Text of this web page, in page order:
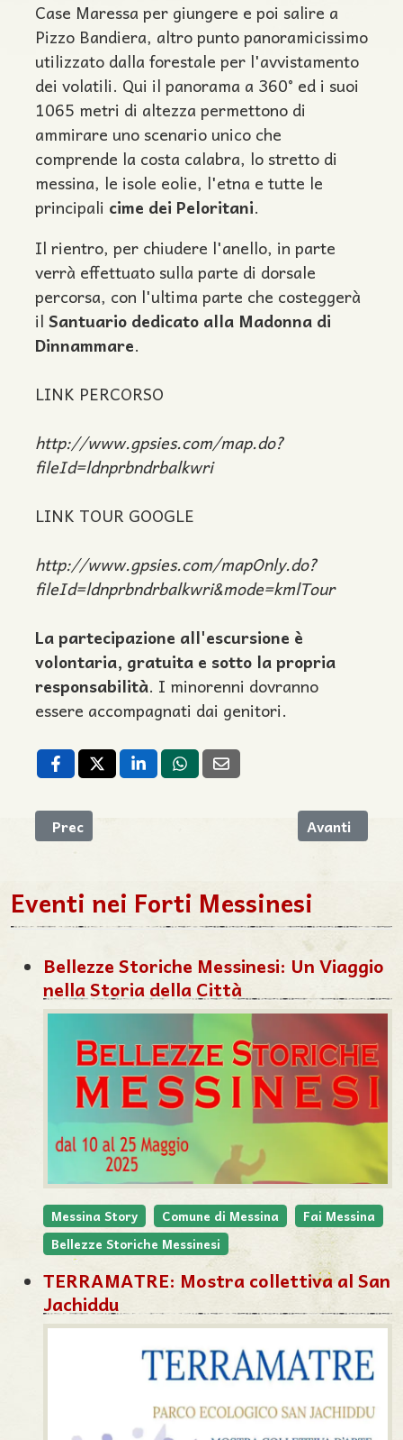
Case Maressa per giungere e poi salire a
Pizzo Bandiera, altro punto panoramicissimo
utilizzato dalla forestale per l'avvistamento
dei volatili. Qui il panorama a 360° ed i suoi
1065 metri di altezza permettono di
ammirare uno scenario unico che
comprende la costa calabra, lo stretto di
messina, le isole eolie, l'etna e tutte le
principali cime dei Peloritani.
Il rientro, per chiudere l'anello, in parte
verrà effettuato sulla parte di dorsale
percorsa, con l'ultima parte che costeggerà
il Santuario dedicato alla Madonna di
Dinnammare.
LINK PERCORSO
http://www.gpsies.com/map.do?
fileId=ldnprbndrbalkwri
LINK TOUR GOOGLE
http://www.gpsies.com/mapOnly.do?
fileId=ldnprbndrbalkwri&mode=kmlTour
La partecipazione all'escursione è
volontaria, gratuita e sotto la propria
responsabilità. I minorenni dovranno
essere accompagnati dai genitori.
Articolo precedente: Viaggi Notturni dai Normanni
Prec Articolo
Avanti
Eventi nei Forti Messinesi
Bellezze Storiche Messinesi: Un Viaggio
nella Storia della Città
Messina Story Comune di Messina
Fai Messina
Bellezze Storiche Messinesi
TERRAMATRE: Mostra collettiva al San
Jachiddu